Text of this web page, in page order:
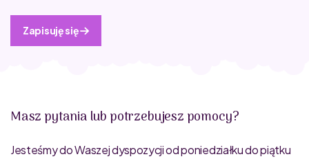
Zapisuję się
Masz pytania lub potrzebujesz pomocy?
Jesteśmy do Waszej dyspozycji od poniedziałku do piątku